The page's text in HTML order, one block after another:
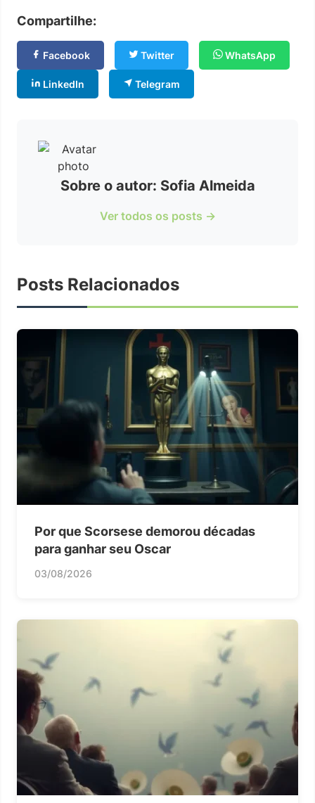
Compartilhe:
Facebook Twitter WhatsApp
LinkedIn Telegram
Sobre o autor: Sofia Almeida
Ver todos os posts →
Posts Relacionados
Por que Scorsese demorou décadas
para ganhar seu Oscar
03/08/2026